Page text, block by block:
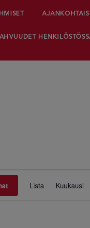
Lista Kuukausi